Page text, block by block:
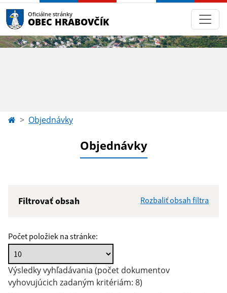
Oficiálne stránky
OBEC HRABOVČÍK
Objednávky
Objednávky
Filtrovať obsah
Rozbaliť obsah filtra
Hľadať v:
Typ dátumu:
Počet položiek na stránke:
Výsledky vyhľadávania (počet dokumentov
vyhovujúcich zadaným kritériám: 8)